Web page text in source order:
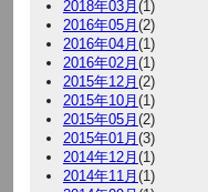
2018年03月(1)
2016年05月(2)
2016年04月(1)
2016年02月(1)
2015年12月(2)
2015年10月(1)
2015年05月(2)
2015年01月(3)
2014年12月(1)
2014年11月(1)